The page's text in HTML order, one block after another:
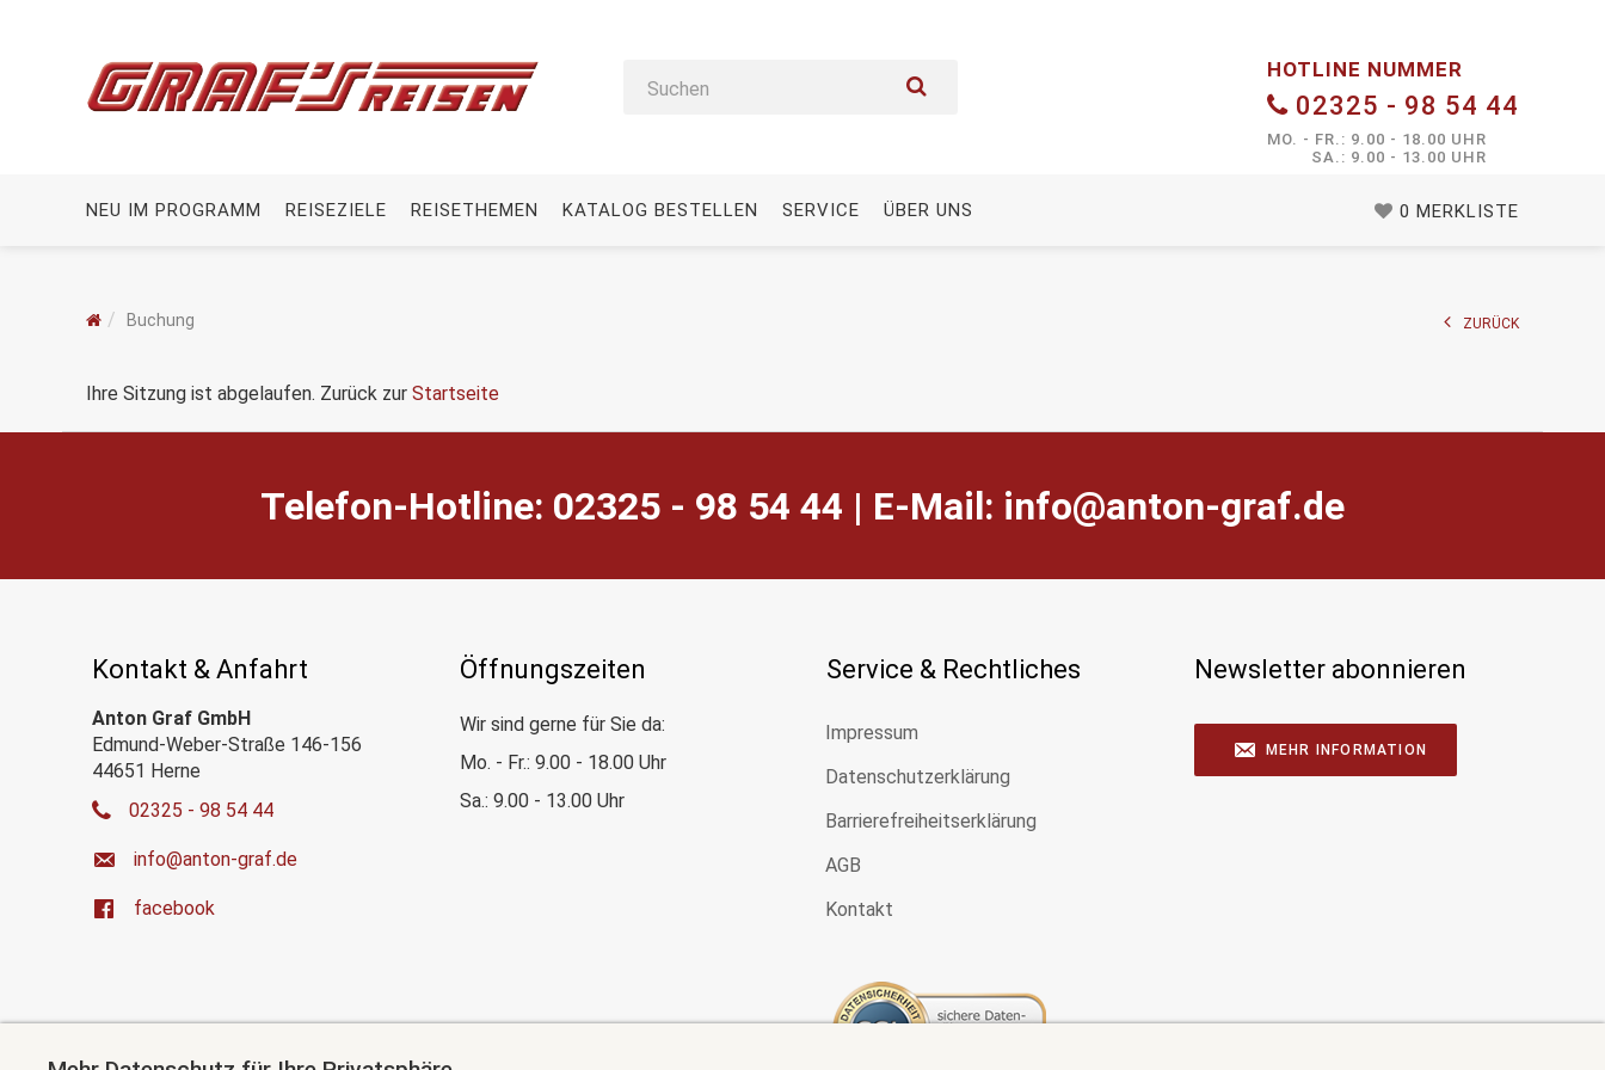
0 MERKLISTE
HOTLINE NUMMER
02325 - 98 54 44
MO. - FR.: 9.00 - 18.00 UHR
SA.: 9.00 - 13.00 UHR
NEU IM PROGRAMM REISEZIELE REISETHEMEN KATALOG BESTELLEN SERVICE ÜBER UNS
Buchung ZURÜCK
Ihre Sitzung ist abgelaufen. Zurück zur Startseite
Telefon-Hotline: 02325 - 98 54 44 | E-Mail: ed.farg-notna@ofni
Kontakt & Anfahrt
Anton Graf GmbH
Edmund-Weber-Straße 146-156
44651 Herne
02325 - 98 54 44
ed.farg-notna@ofni
facebook
Öffnungszeiten
Wir sind gerne für Sie da:
Mo. - Fr.: 9.00 - 18.00 Uhr
Sa.: 9.00 - 13.00 Uhr
Service & Rechtliches
Impressum
Datenschutzerklärung
Barrierefreiheitserklärung
AGB
Kontakt
Newsletter abonnieren
MEHR INFORMATION